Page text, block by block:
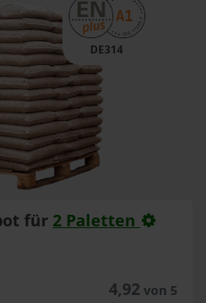
DE314
für 2 Paletten
4,92von 5